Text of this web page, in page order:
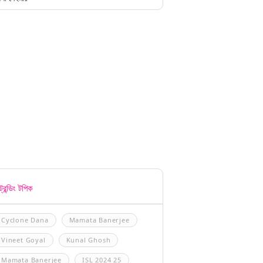
টপিক
Cyclone Dana Mamata Banerjee
Vineet Goyal Kunal Ghosh
Mamata Banerjee ISL 2024 25